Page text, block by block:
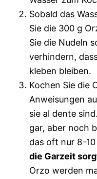
Sobald das
Sie die 300 g
Sie die Nudeln
verhindern,
kleben bleiben.
Kochen Sie die
Anweisungen
sie al dente
gar, aber noch
das oft nur 8-
die Garzeit
Orzo werden